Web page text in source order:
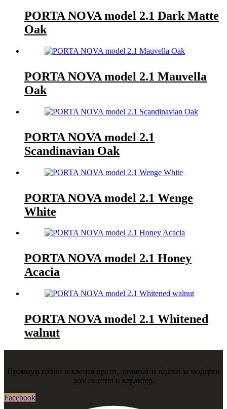
PORTA NOVA model 2.1 Dark Matte
Oak
PORTA NOVA model 2.1 Mauvella
Oak
PORTA NOVA model 2.1
Scandinavian Oak
PORTA NOVA model 2.1 Wenge
White
PORTA NOVA model 2.1 Honey
Acacia
PORTA NOVA model 2.1 Whitened
walnut
Премиум собни и влезни врати, ламинат и лајсни за модерен
дом со стил и карактер.
Facebook